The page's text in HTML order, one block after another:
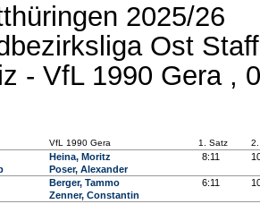
2025/26
Ost
- VfL 1990 Gera ,
VfL 1990 Gera 1. Satz
Heina, Moritz
Poser, Alexander
8:11
Berger, Tammo
Zenner, Constantin
6:11